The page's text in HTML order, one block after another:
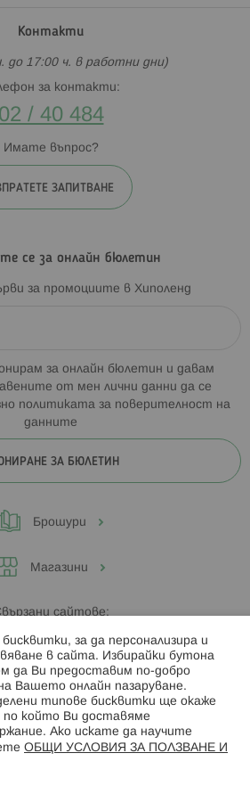
Контакти
до 17:00 ч. в работни дни)
за контакти:
02 / 40 484
Имате въпрос?
ЗАПИТВАНЕ
се за онлайн бюлетин
за промоциите в Хиполенд
за онлайн бюлетин и давам
от мен лични данни да се
политиката за поверителност на
данните
ЗА БЮЛЕТИН
Брошури
Магазини
сайтове:
Hippoland.ro
Последвайте ни:
за да персонализира и
в сайта. Избирайки бутона
да Ви предоставим по-добро
Вашето онлайн пазаруване.
типове бисквитки ще окаже
по който Ви доставяме
Ако искате да научите
ОБЩИ УСЛОВИЯ ЗА ПОЛЗВАНЕ И